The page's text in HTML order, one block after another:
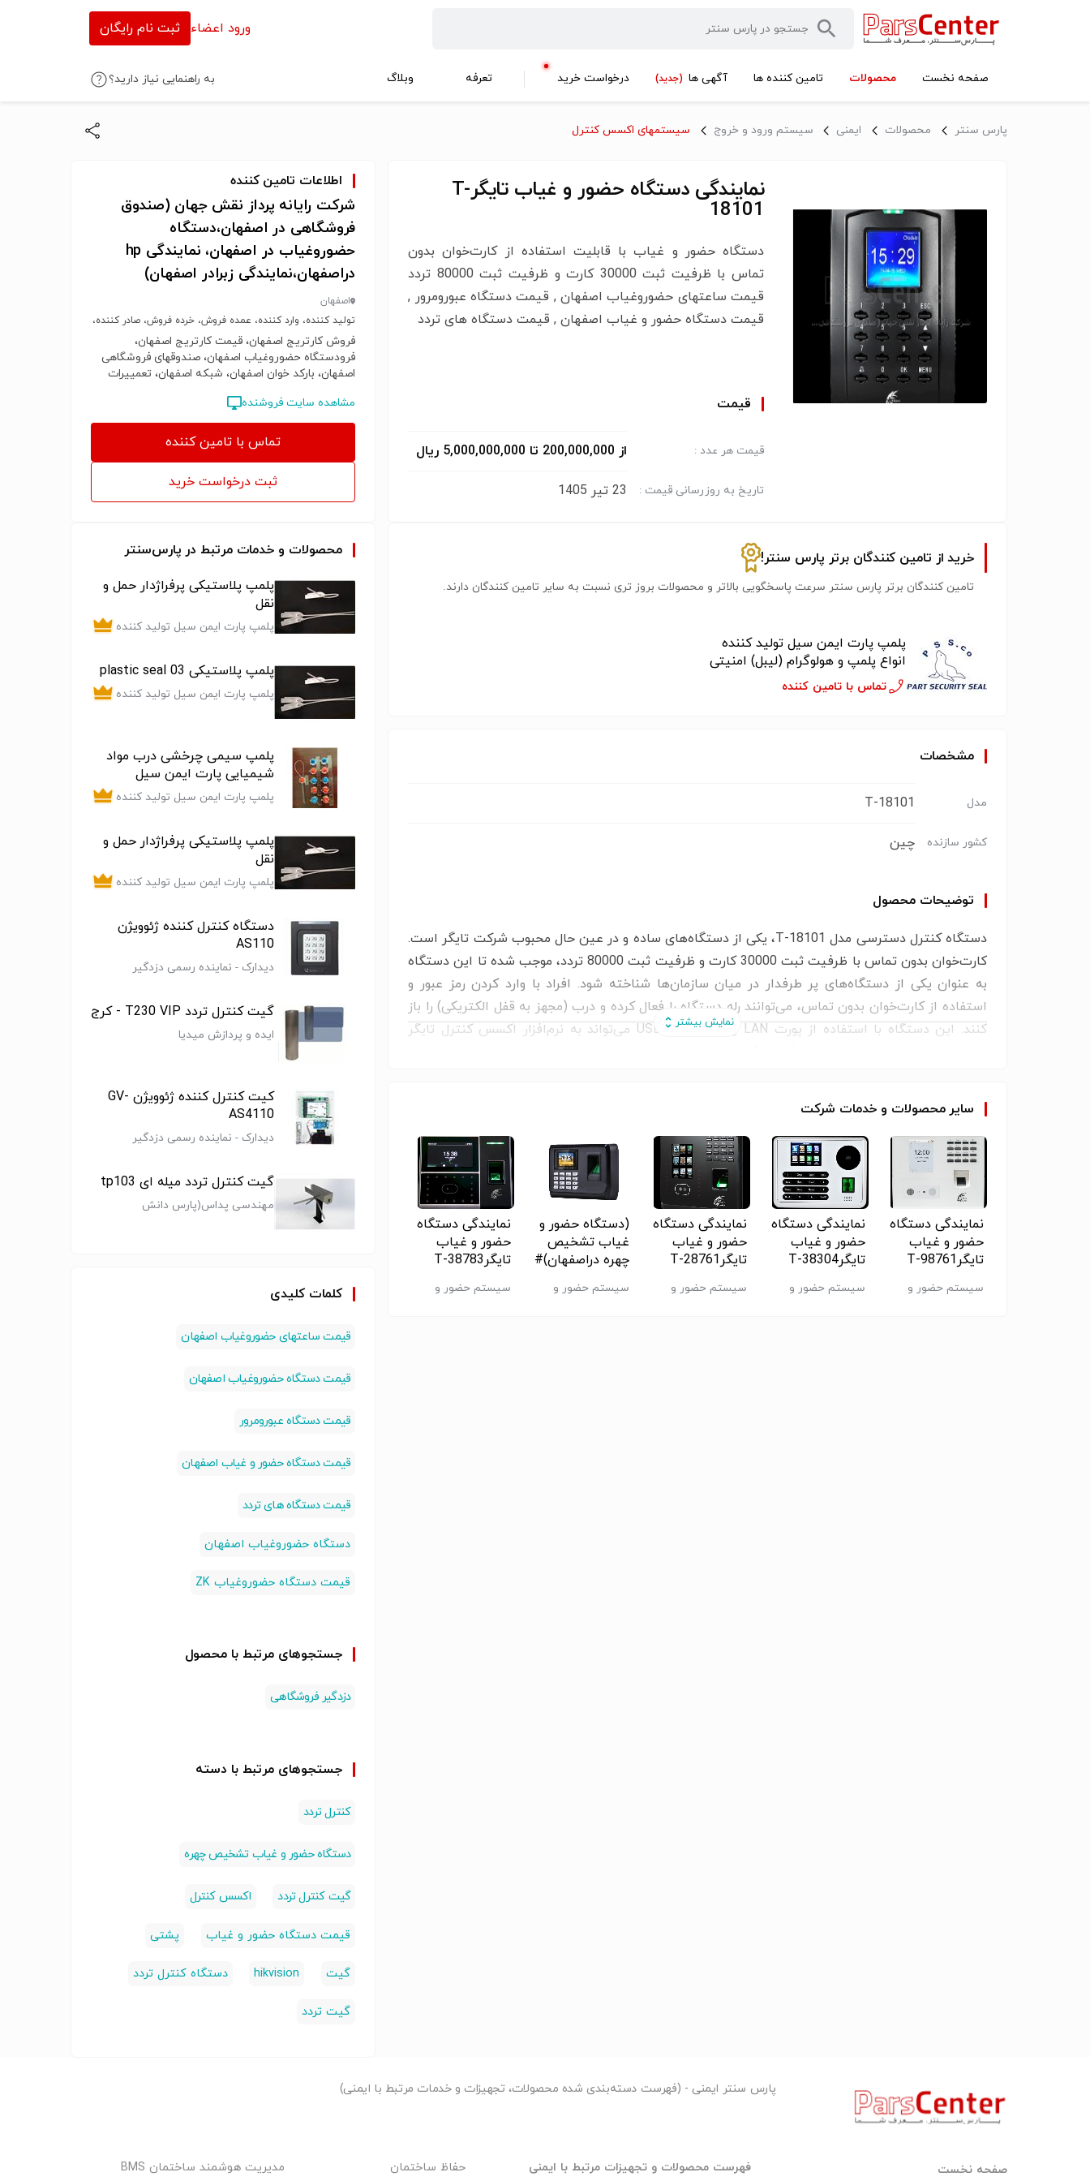
ورود اعضاء ثبت نام رایگان
صفحه نخست محصولات تامین کننده ها آگهی ها (جدید) درخواست خرید تعرفه وبلاگ به راهنمایی نیاز دارید؟
پارس سنتر محصولات ایمنی سیستم ورود و خروج سیستمهای اکسس کنترل
نمایندگی دستگاه حضور و غیاب تایگرT-
18101
دستگاه حضور و غیاب با قابلیت استفاده از کارت‌خوان بدون
تماس با ظرفیت ثبت 30000 کارت و ظرفیت ثبت 80000 تردد
قیمت ساعتهای حضوروغیاب اصفهان , قیمت دستگاه عبورومرور ,
قیمت دستگاه حضور و غیاب اصفهان , قیمت دستگاه های تردد
قیمت
قیمت هر عدد : از 200,000,000 تا 5,000,000,000 ریال
تاریخ به روزرسانی قیمت : 23 تیر 1405
اطلاعات تامین کننده
شرکت رایانه پرداز نقش جهان (صندوق
فروشگاهی در اصفهان،دستگاه
حضوروغیاب در اصفهان، نمایندگی hp
دراصفهان،نمایندگی زبرادر اصفهان)
اصفهان
تولید کننده، وارد کننده، عمده فروش، خرده فروش، صادر کننده،
خدمات
فروش کارتریج اصفهان، قیمت کارتریج اصفهان،
فرودستگاه حضوروغیاب اصفهان، صندوقهای فروشگاهی
اصفهان، بارکد خوان اصفهان، شبکه اصفهان، تعمییرات
تعمییرات چاپگرحراتی اصفهان، تعمییرات لپ تاپ
اصفهان، فروش قطعات شبکه اصفهان، فروش قطعات
کامپیوتر اصفهان، قیمت شارژکارتریج اصفهان،
مشاهده سایت فروشنده
تماس با تامین کننده
ثبت درخواست خرید
خرید از تامین کنندگان برتر پارس سنتر!
تامین کنندگان برتر پارس سنتر سرعت پاسخگویی بالاتر و محصولات بروز تری نسبت به سایر تامین کنندگان دارند.
پلمپ پارت ایمن سیل تولید کننده
انواع پلمپ و هولوگرام (لیبل) امنیتی
تماس با تامین کننده
مشخصات
مدل T-18101
کشور سازنده چین
توضیحات محصول
دستگاه کنترل دسترسی مدل T-18101، یکی از دستگاه‌های ساده و در عین حال محبوب شرکت تایگر است.
کارت‌خوان بدون تماس با ظرفیت ثبت 30000 کارت و ظرفیت ثبت 80000 تردد، موجب شده تا این دستگاه
به عنوان یکی از دستگاه‌های پر طرفدار در میان سازمان‌ها شناخته شود. افراد با وارد کردن رمز عبور و
استفاده از کارت‌خوان بدون تماس، می‌توانند رله دستگاه را فعال کرده و درب (مجهز به قفل الکتریکی) را باز
کنند. این دستگاه با استفاده از پورت LAN و فلش داریو USB می‌تواند به نرم‌افزار اکسس کنترل تایگر
قیمت دستگاه حضور و غیاب اصفهان , قیمت دستگاه های تردد , دستگاه حضوروغیاب اصفهان
سایرمحصولات و خدمات شرکت
نمایندگی دستگاه
حضور و غیاب
تایگرT-98761
سیستم حضور و
نمایندگی دستگاه
حضور و غیاب
تایگرT-38304
سیستم حضور و
نمایندگی دستگاه
حضور و غیاب
تایگرT-28761
سیستم حضور و
(دستگاه حضور و
غیاب تشخیص
چهره دراصفهان)#
تردد در اصفهان)
سیستم حضور و
نمایندگی دستگاه
حضور و غیاب
تایگرT-38783
سیستم حضور و
نمایندگی دستگاه
سیستم حضور و
غیاب
محصولات و خدمات مرتبط در پارس‌سنتر
پلمپ پلاستیکی پرفراژدار حمل و
نقل
پلمپ پارت ایمن سیل تولید کننده
پلمپ پلاستیکی plastic seal 03
پلمپ پارت ایمن سیل تولید کننده
پلمپ سیمی چرخشی درب مواد
شیمیایی پارت ایمن سیل
پلمپ پارت ایمن سیل تولید کننده
پلمپ پلاستیکی پرفراژدار حمل و
نقل
پلمپ پارت ایمن سیل تولید کننده
دستگاه کنترل کننده ژئوویژن
AS110
دیدارک - نماینده رسمی دزدگیر
گیت کنترل تردد T230 VIP - کرج
ایده و پردازش میدیا
کیت کنترل کننده ژئوویژن GV-
AS4110
دیدارک - نماینده رسمی دزدگیر
گیت کنترل تردد میله ای tp103
مهندسی پداس(پارس دانش
کلمات کلیدی
قیمت ساعتهای حضوروغیاب اصفهان
قیمت دستگاه حضوروغیاب اصفهان
قیمت دستگاه عبورومرور
قیمت دستگاه حضور و غیاب اصفهان
قیمت دستگاه های تردد
دستگاه حضوروغیاب اصفهان
قیمت دستگاه حضوروغیاب ZK
جستجوهای مرتبط با محصول
دزدگیر فروشگاهی
جستجوهای مرتبط با دسته
کنترل تردد
دستگاه حضور و غیاب تشخیص چهره
گیت کنترل تردد اکسس کنترل
قیمت دستگاه حضور و غیاب پشتی
گیت hikvision دستگاه کنترل تردد
گیت تردد
صفحه نخست
پارس سنتر ایمنی - (فهرست دسته‌بندی شده محصولات، تجهیزات و خدمات مرتبط با ایمنی)
فهرست محصولات و تجهیزات مرتبط با ایمنی حفاظ ساختمان مدیریت هوشمند ساختمان BMS